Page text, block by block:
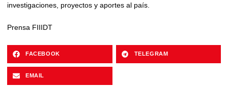
investigaciones, proyectos y aportes al país.
Prensa FIIIDT
FACEBOOK TELEGRAM
EMAIL